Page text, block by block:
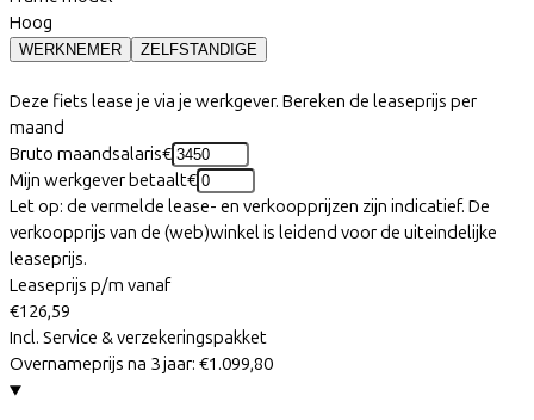
Hoog
WERKNEMER ZELFSTANDIGE
Deze fiets lease je via je werkgever. Bereken de leaseprijs per
maand
Bruto maandsalaris€
Mijn werkgever betaalt€
Let op: de vermelde lease- en verkoopprijzen zijn indicatief. De
verkoopprijs van de (web)winkel is leidend voor de uiteindelijke
leaseprijs.
Leaseprijs p/m vanaf
€126,59
Incl. Service & verzekeringspakket
Overnameprijs na 3 jaar: €1.099,80